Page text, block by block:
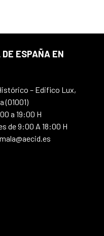
ESPAÑA EN
– Edifico Lux,
(01001)
a 19:00 H
de 9:00 A 18:00 H